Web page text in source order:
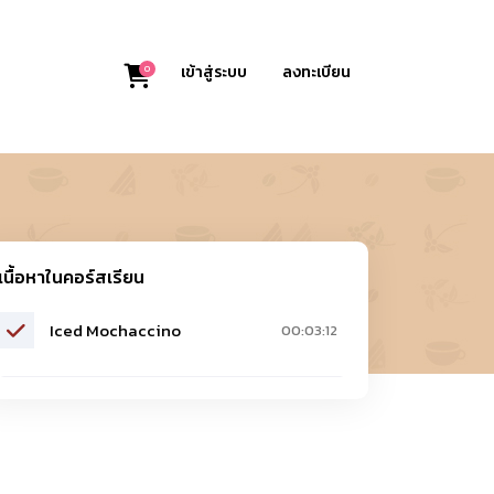
0 เข้าสู่ระบบ ลงทะเบียน
นื้อหาในคอร์สเรียน
Iced Mochaccino 00:03:12